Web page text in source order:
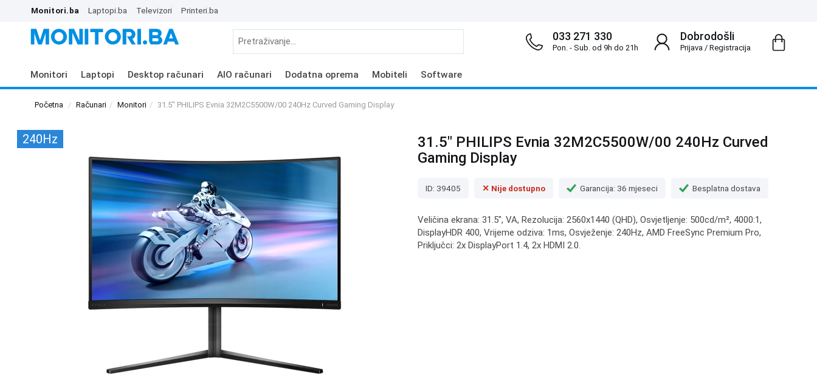
Monitori.ba Laptopi.ba Televizori Printeri.ba
Dobrodošli
Prijava/ Registracija
033 271 330
Pon. - Sub. od 9h do 21h
Monitori Laptopi Desktop računari AIO računari Dodatna oprema Mobiteli Software
Početna Računari Monitori 31.5" PHILIPS Evnia 32M2C5500W/00 240Hz Curved Gaming Display
240Hz
31.5" PHILIPS Evnia 32M2C5500W/00 240Hz Curved
Gaming Display
ID: 39405 ✕ Nije dostupno Garancija: 36 mjeseci Besplatna dostava
Veličina ekrana: 31.5", VA, Rezolucija: 2560x1440 (QHD), Osvjetljenje: 500cd/m², 4000:1,
DisplayHDR 400, Vrijeme odziva: 1ms, Osvježenje: 240Hz, AMD FreeSync Premium Pro,
Priključci: 2x DisplayPort 1.4, 2x HDMI 2.0.